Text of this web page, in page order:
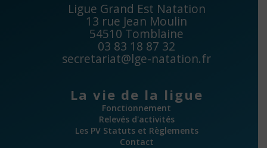
Ligue Grand Est Natation
13 rue Jean Moulin
54510 Tomblaine
03 83 18 87 32
secretariat@lge-natation.fr
La vie de la ligue
Fonctionnement
Relevés d'activités
Les PV Statuts et Règlements
Contact